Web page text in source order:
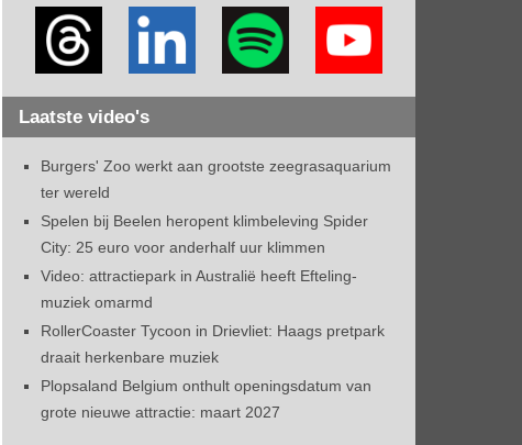
Laatste video's
Burgers' Zoo werkt aan grootste zeegrasaquarium
ter wereld
Spelen bij Beelen heropent klimbeleving Spider
City: 25 euro voor anderhalf uur klimmen
Video: attractiepark in Australië heeft Efteling-
muziek omarmd
RollerCoaster Tycoon in Drievliet: Haags pretpark
draait herkenbare muziek
Plopsaland Belgium onthult openingsdatum van
grote nieuwe attractie: maart 2027